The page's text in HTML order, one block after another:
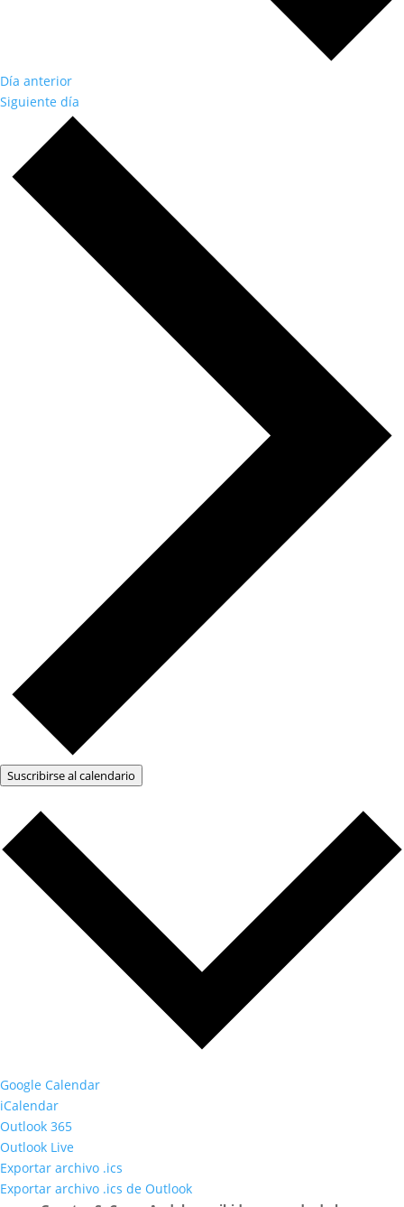
Día anterior
Siguiente día
Suscribirse al calendario
Google Calendar
iCalendar
Outlook 365
Outlook Live
Exportar archivo .ics
Exportar archivo .ics de Outlook